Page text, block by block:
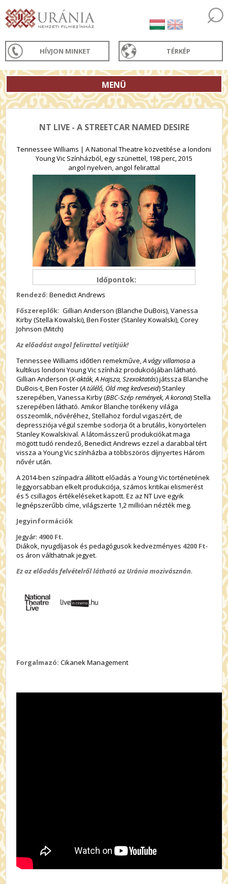
HÍVJON MINKET TÉRKÉP
MENÜ
NT LIVE - A STREETCAR NAMED DESIRE
Tennessee Williams | A National Theatre közvetítése a londoni
Young Vic Színházból, egy szünettel, 198 perc, 2015
angol nyelven, angol felirattal
Időpontok:
Rendező: Benedict Andrews
Főszereplők: Gillian Anderson (Blanche DuBois), Vanessa
Kirby (Stella Kowalski), Ben Foster (Stanley Kowalski), Corey
Johnson (Mitch)
Az előadást angol felirattal vetítjük!
Tennessee Williams időtlen remekműve,A vágy villamosa a
kultikus londoni Young Vic színház produkciójában látható.
Gillian Anderson (X-akták, A Hajsza, Szexoktatás) játssza Blanche
DuBois-t, Ben Foster (A túlélő, Öld meg kedveseid) Stanley
szerepében, Vanessa Kirby (BBC-Szép remények, A korona) Stella
szerepében látható. Amikor Blanche törékeny világa
összeomlik, nővéréhez, Stellahoz fordul vigaszért, de
depressziója végül szembe sodorja őt a brutális, könyörtelen
Stanley Kowalskival. A látomásszerű produkciókat maga
mögött tudó rendező, Benedict Andrews ezzel a darabbal tért
vissza a Young Vic színházba a többszörös díjnyertes Három
nővér után.
A 2014-ben színpadra állított előadás a Young Vic történetének
leggyorsabban elkelt produkciója, számos kritikai elismerést
és 5 csillagos értékeléseket kapott. Ez az NT Live egyik
legnépszerűbb címe, világszerte 1,2 millióan nézték meg.
Jegyinformációk
Jegyár: 4900 Ft.
Diákok, nyugdíjasok és pedagógusok kedvezményes 4200 Ft-
os áron válthatnak jegyet.
Ez az előadás felvételről látható az Uránia mozivásznán.
Forgalmazó: Cikanek Management